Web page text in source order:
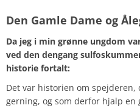
Den Gamle Dame og
Da jeg i min grønne ungdom
ved den dengang
historie fortalt:
Det var historien om spejderen,
gerning, og som derfor hjalp en